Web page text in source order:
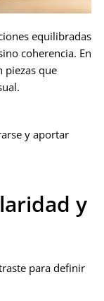
equilibradas
coherencia. En
piezas que
y aportar
y
para definir